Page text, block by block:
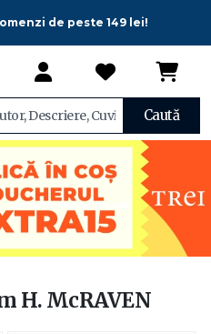
de peste 149 lei!
Caută
H. McRAVEN